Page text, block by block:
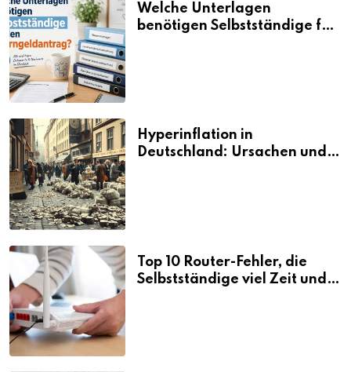
Welche Unterlagen
benötigen Selbstständige für
Hyperinflation in
Deutschland: Ursachen und
Top 10 Router-Fehler, die
Selbstständige viel Zeit und